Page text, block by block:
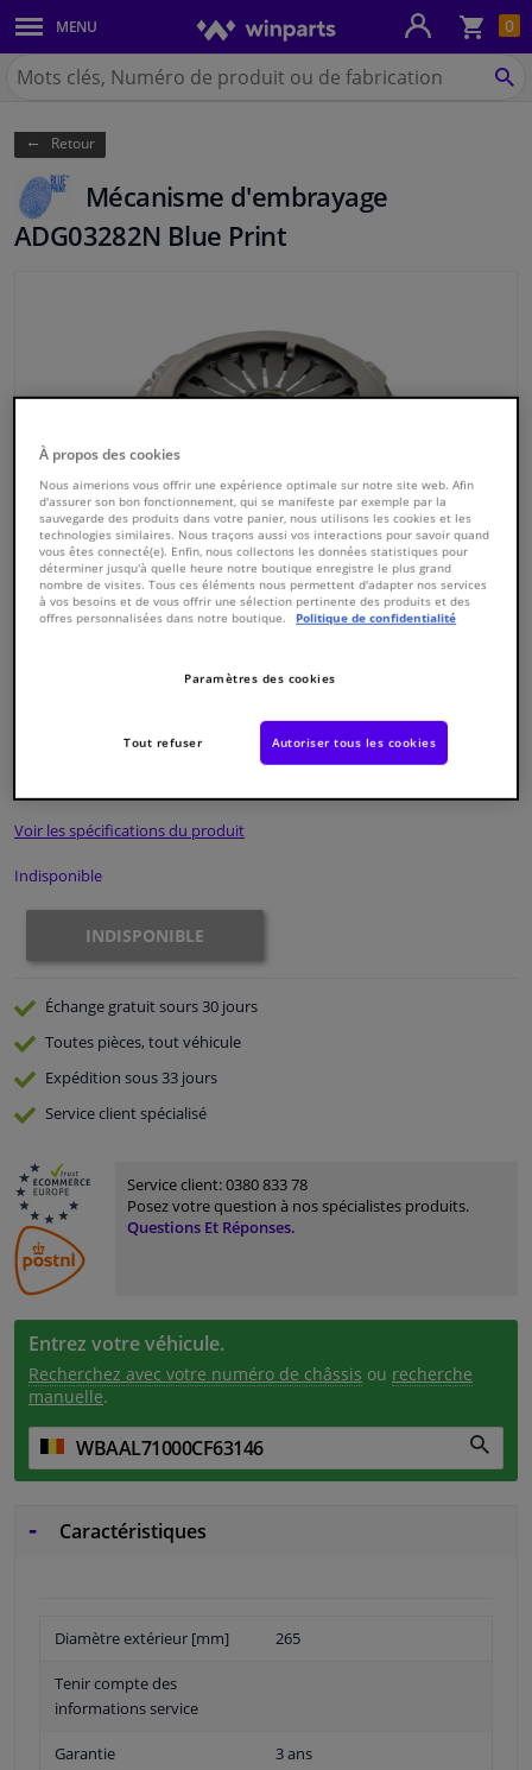
0
MENU
Carrosserie & tôles
Feux & ampoules
Freinage
Système d'échappement
Refroidissement & chauffage
Pièces moteur & accessoires
Filtres & liquides
Bagages & transport
Fenêtres & accessoires
Atelier & outils
Promotions et réductions
Capteurs & électronique
Chercher
Winparts.be
Retour
Mécanisme d'embrayage
ADG03282N Blue Print
5050063626292
Voir les spécifications du produit
Indisponible
INDISPONIBLE
Échange gratuitsours 30 jours
Toutes pièces, tout véhicule
Expédition sous 33 jours
Serviceclient spécialisé
Service client:0380 833 78
Posez votre question à nos spécialistes produits.
Questions Et Réponses.
Entrez votre véhicule.
Recherchez avec votre numéro de châssis ou recherche
manuelle.
Caractéristiques
Diamètre extérieur [mm] 265
Tenir compte des
informations service
Garantie 3 ans
À propos des cookies
Nous aimerions vous offrir une expérience optimale sur notre site web. Afin
d'assurer son bon fonctionnement, qui se manifeste par exemple par la
sauvegarde des produits dans votre panier, nous utilisons les cookies et les
technologies similaires. Nous traçons aussi vos interactions pour savoir quand
vous êtes connecté(e). Enfin, nous collectons les données statistiques pour
déterminer jusqu'à quelle heure notre boutique enregistre le plus grand
nombre de visites. Tous ces éléments nous permettent d'adapter nos services
à vos besoins et de vous offrir une sélection pertinente des produits et des
offres personnalisées dans notre boutique.
Politique de confidentialité
Paramètres des cookies
Tout refuser Autoriser tous les cookies